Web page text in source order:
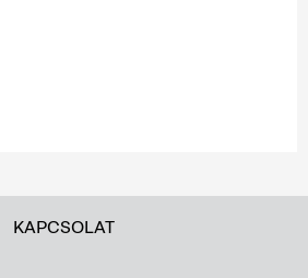
KAPCSOLAT